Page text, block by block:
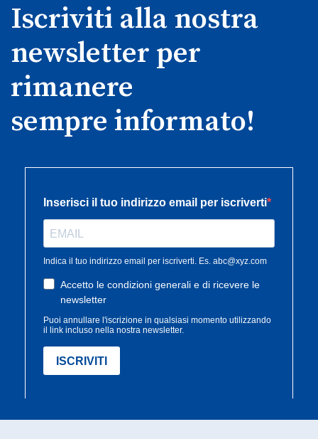
Iscriviti alla nostra
newsletter per
rimanere
sempre informato!